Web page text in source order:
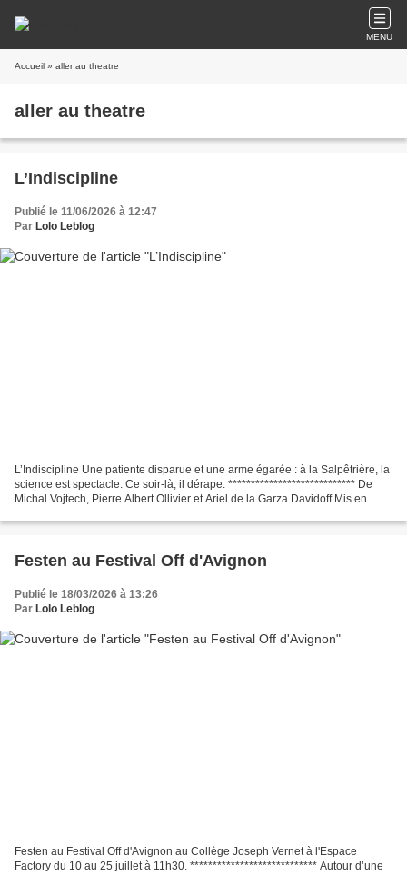
MENU
Accueil » aller au theatre
aller au theatre
L’Indiscipline
Publié le 11/06/2026 à 12:47
Par Lolo Leblog
L’Indiscipline Une patiente disparue et une arme égarée : à la Salpêtrière, la
science est spectacle. Ce soir-là, il dérape. **************************** De
Michal Vojtech, Pierre Albert Ollivier et Ariel de la Garza Davidoff Mis en
Festen au Festival Off d'Avignon
Publié le 18/03/2026 à 13:26
Par Lolo Leblog
Festen au Festival Off d'Avignon au Collège Joseph Vernet à l'Espace
Factory du 10 au 25 juillet à 11h30. **************************** Autour d’une